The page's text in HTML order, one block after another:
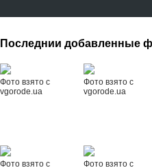
Последнии добавленные
Фото взято с
vgorode.ua
Фото взято с
vgorode.ua
Фото взято с
Фото взято с